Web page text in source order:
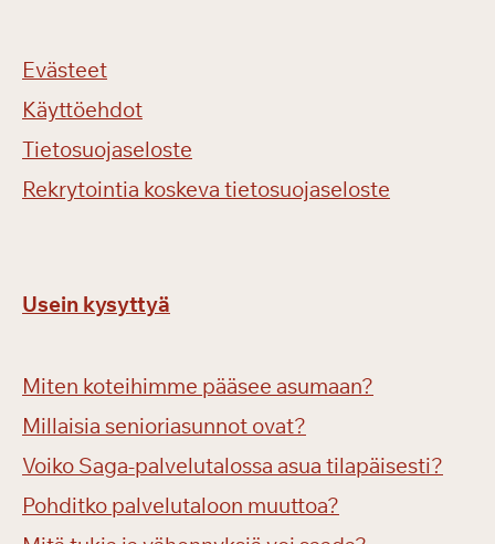
Evästeet
Käyttöehdot
Tietosuojaseloste
Rekrytointia koskeva tietosuojaseloste
Usein kysyttyä
Miten koteihimme pääsee asumaan?
Millaisia senioriasunnot ovat?
Voiko Saga-palvelutalossa asua tilapäisesti?
Pohditko palvelutaloon muuttoa?